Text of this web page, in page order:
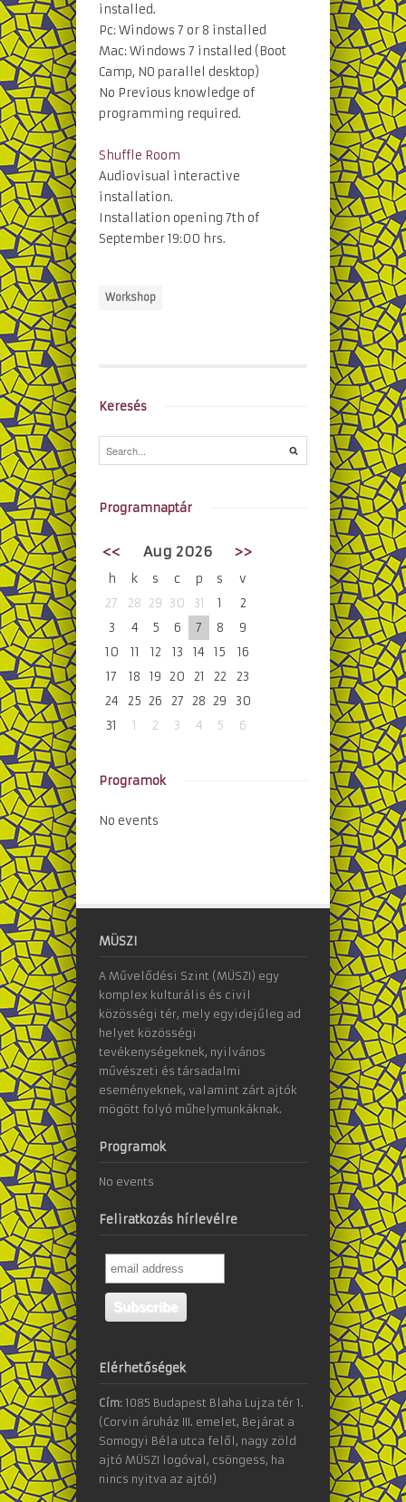
installed.
Pc: Windows 7 or 8 installed
Mac: Windows 7 installed (Boot
Camp, NO parallel desktop)
No Previous knowledge of
programming required.
Shuffle Room
Audiovisual interactive
installation.
Installation opening 7th of
September 19:00 hrs.
Workshop
Keresés
Programnaptár
<< Aug 2026 >>
h k s c p s
v
27
28 29 30 31 1
2
3
4 5 6 7 8
9
10
11 12 13 14 15
16
17
18 19 20 21 22
23
24
25 26 27 28 29
30
31
1 2 3 4 5 6
Programok
No events
MÜSZI
A Művelődési Szint (MÜSZI) egy
komplex kulturális és civil
közösségi tér, mely egyidejűleg ad
helyet közösségi
tevékenységeknek, nyilvános
művészeti és társadalmi
eseményeknek, valamint zárt ajtók
mögött folyó műhelymunkáknak.
Programok
No events
Feliratkozás hírlevélre
Elérhetőségek
Cím: 1085 Budapest Blaha Lujza tér 1.
(Corvin áruház III. emelet, Bejárat a
Somogyi Béla utca felől, nagy zöld
ajtó MÜSZI logóval, csöngess, ha
nincs nyitva az ajtó!)